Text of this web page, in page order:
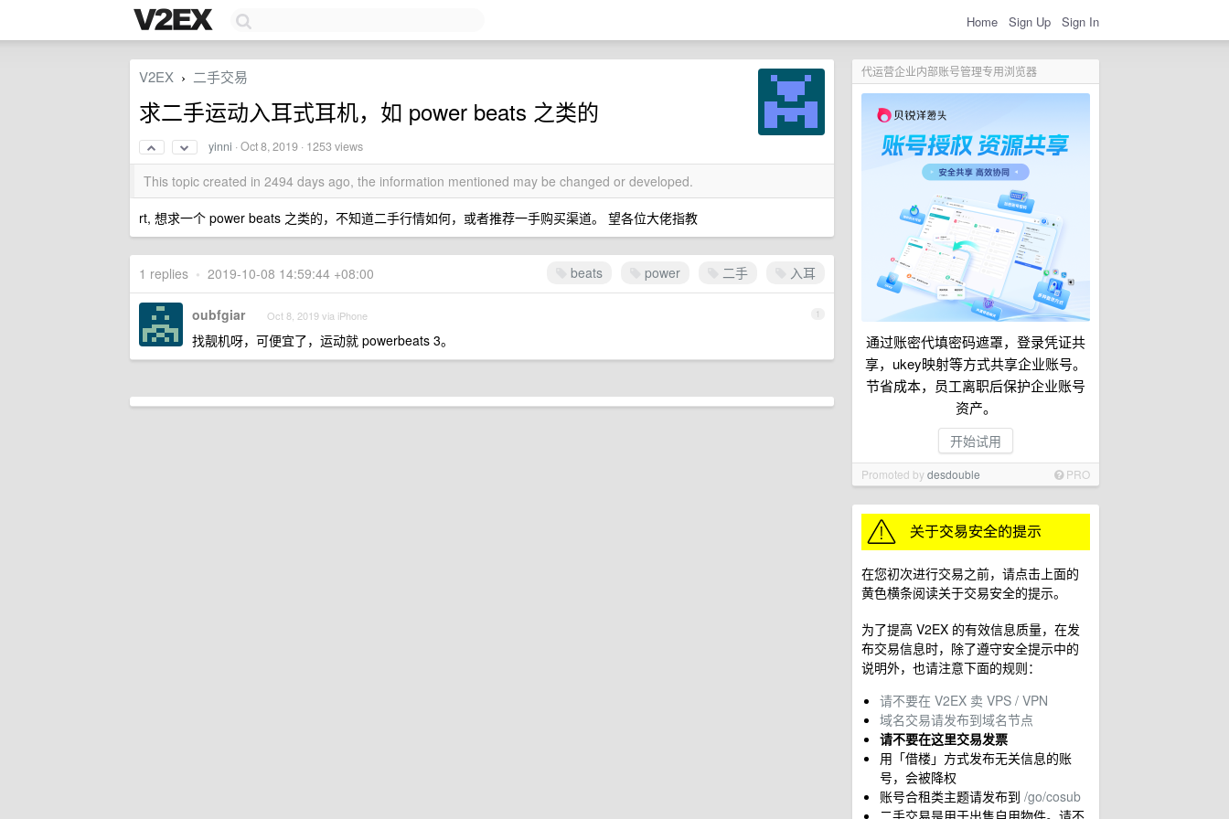
Home Sign Up Sign In
代运营企业内部账号管理专用浏览器
通过账密代填密码遮罩，登录凭证共
享，ukey映射等方式共享企业账号。
节省成本，员工离职后保护企业账号
资产。
开始试用
Promoted bydesdouble PRO
在您初次进行交易之前，请点击上面的
黄色横条阅读关于交易安全的提示。
为了提高 V2EX 的有效信息质量，在发
布交易信息时，除了遵守安全提示中的
说明外，也请注意下面的规则：
请不要在 V2EX 卖 VPS / VPN
域名交易请发布到域名节点
请不要在这里交易发票
用「借楼」方式发布无关信息的账
号，会被降权
账号合租类主题请发布到 /go/cosub
二手交易是用于出售自用物件。请不
V2EX › 二手交易
求二手运动入耳式耳机，如 power beats 之类的
yinni ·Oct 8, 2019 · 1253 views
This topic created in 2494 days ago, the information mentioned may be changed or developed.
rt, 想求一个 power beats 之类的，不知道二手行情如何，或者推荐一手购买渠道。 望各位大佬指教
beats power 二手 入耳
1 replies • 2019-10-08 14:59:44 +08:00
1
oubfgiar Oct 8, 2019 via iPhone
找靓机呀，可便宜了，运动就 powerbeats 3。